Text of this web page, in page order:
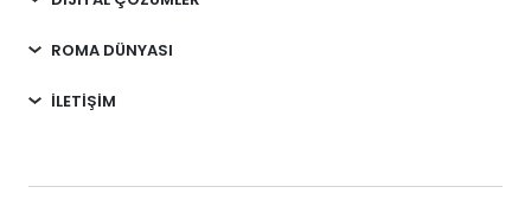
ROMA DÜNYASI
İLETİŞİM